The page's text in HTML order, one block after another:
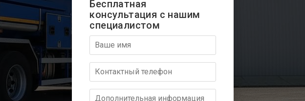
Бесплатная
консультация с нашим
специалистом